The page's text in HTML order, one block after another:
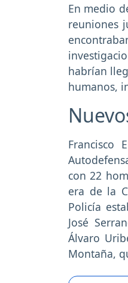
En medio
reuniones
habrían
humanos,
Francisco
con 22
era de la
Policía
José
Álvaro
Montaña,